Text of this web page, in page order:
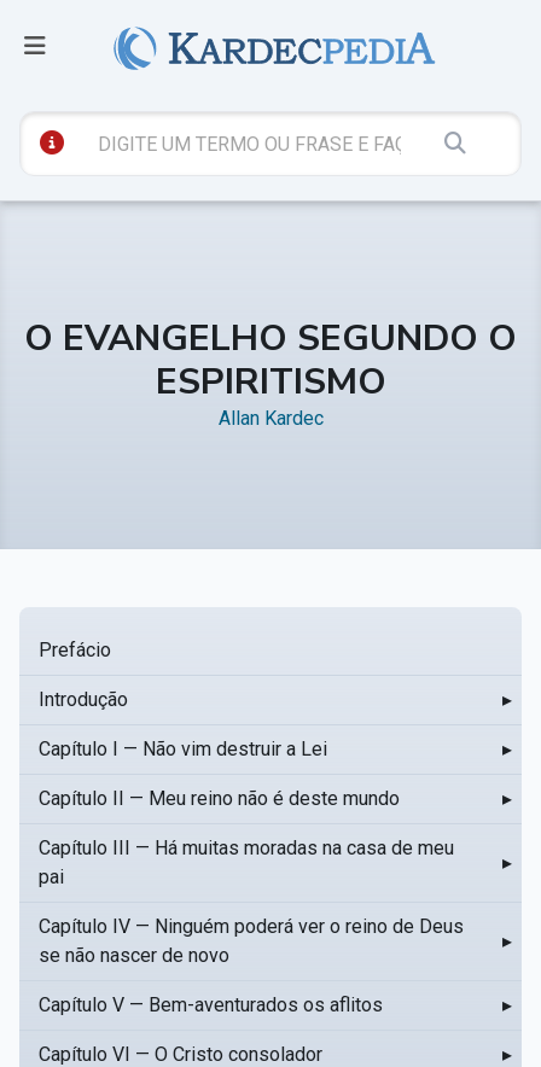
O EVANGELHO SEGUNDO O
ESPIRITISMO
Allan Kardec
Prefácio
Introdução ▸
Capítulo I — Não vim destruir a Lei ▸
Capítulo II — Meu reino não é deste mundo ▸
Capítulo III — Há muitas moradas na casa de meu
pai
▸
Capítulo IV — Ninguém poderá ver o reino de Deus
se não nascer de novo
▸
Capítulo V — Bem-aventurados os aflitos ▸
Capítulo VI — O Cristo consolador ▸